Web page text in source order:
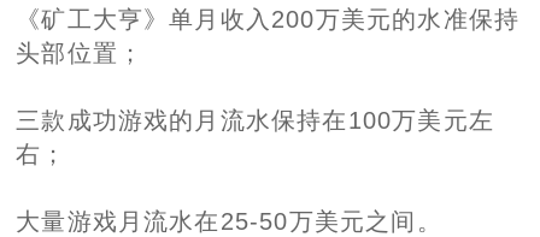
《矿工大亨》单月收入200万美元的水准保持
头部位置；
三款成功游戏的月流水保持在100万美元左
右；
大量游戏月流水在25-50万美元之间。